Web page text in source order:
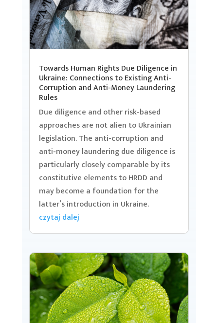
Towards Human Rights Due Diligence in
Ukraine: Connections to Existing Anti-
Corruption and Anti-Money Laundering
Rules
Due diligence and other risk-based
approaches are not alien to Ukrainian
legislation. The anti-corruption and
anti-money laundering due diligence is
particularly closely comparable by its
constitutive elements to HRDD and
may become a foundation for the
latter’s introduction in Ukraine.
czytaj dalej